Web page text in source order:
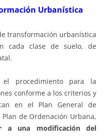
Urbanística
transformación urbanística
cada clase de suelo, de
procedimiento para la
conforme a los criterios y
en el Plan General de
de Ordenación Urbana,
a una modificación del